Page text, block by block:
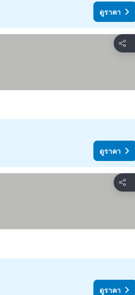
ดูราคา
แชร์
ดูราคา
แชร์
ดูราคา